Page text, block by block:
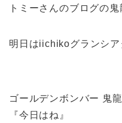
トミーさんのブログの
明日はiichikoグランシア
ゴールデンボンバー 鬼
『今日はね』